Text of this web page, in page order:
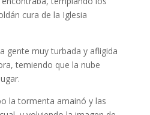
cura de la Iglesia
gente muy turbada y afligida
temiendo que la nube
la tormenta amainó y las